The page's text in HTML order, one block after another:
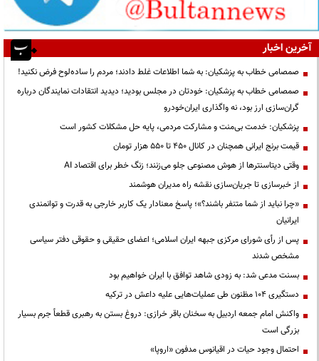
آخرین اخبار
صمصامی خطاب به پزشکیان: به شما اطلاعات غلط دادند؛ مردم را ساده‌لوح فرض نکنید!
صمصامی خطاب به پزشکیان: خودتان در مجلس بودید؛ دیدید انتقادات نمایندگان درباره
گران‌سازی ارز بود، نه واگذاری ایران‌خودرو
پزشکیان: خدمت بی‌منت و مشارکت مردمی، پایه حل مشکلات کشور است
قیمت‌ برنج ایرانی همچنان در کانال ۴۵۰ تا ۵۵۰ هزار تومان
وقتی دیتاسنترها از هوش مصنوعی جلو می‌زنند؛ زنگ خطر برای اقتصاد AI
از خبرسازی تا جریان‌سازی نقشه راه مدیران هوشمند
«چرا نباید از شما متنفر باشند؟»؛ پاسخ معنادار یک کاربر خارجی به قدرت و توانمندی
ایرانیان
پس از رأی شورای مرکزی جبهه ایران اسلامی؛ اعضای حقیقی و حقوقی دفتر سیاسی
مشخص شدند
بسنت مدعی شد: به زودی شاهد توافق با ایران خواهیم بود
دستگیری ۱۰۴ مظنون طی عملیات‌هایی علیه داعش در ترکیه
واکنش امام جمعه اردبیل به سخنان باقر خرازی: دروغ بستن به رهبری قطعاً جرم بسیار
بزرگی است
احتمال وجود حیات در اقیانوس مدفون «اروپا»